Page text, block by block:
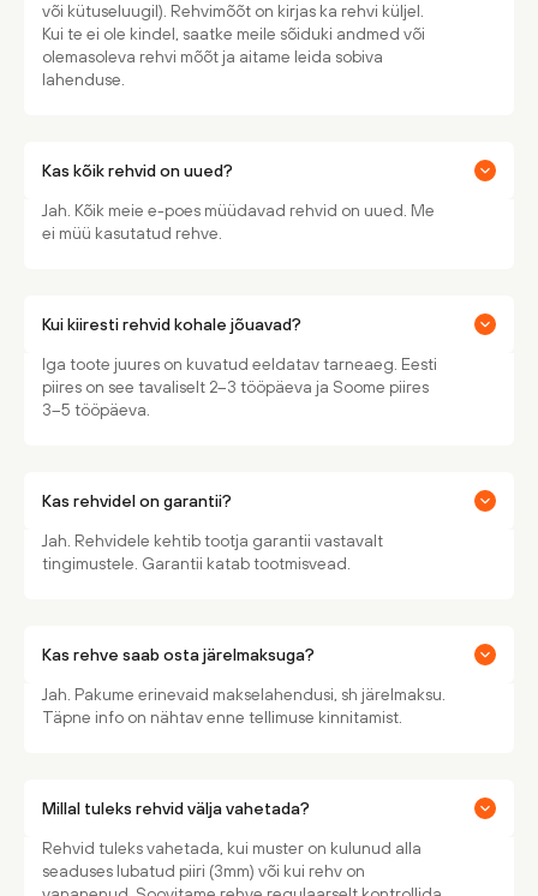
või kütuseluugil). Rehvimõõt on kirjas ka rehvi küljel.
Kui te ei ole kindel, saatke meile sõiduki andmed või
olemasoleva rehvi mõõt ja aitame leida sobiva
lahenduse.
Kas kõik rehvid on uued?
Jah. Kõik meie e-poes müüdavad rehvid on uued. Me
ei müü kasutatud rehve.
Kui kiiresti rehvid kohale jõuavad?
Iga toote juures on kuvatud eeldatav tarneaeg. Eesti
piires on see tavaliselt 2–3 tööpäeva ja Soome piires
3–5 tööpäeva.
Kas rehvidel on garantii?
Jah. Rehvidele kehtib tootja garantii vastavalt
tingimustele. Garantii katab tootmisvead.
Kas rehve saab osta järelmaksuga?
Jah. Pakume erinevaid makselahendusi, sh järelmaksu.
Täpne info on nähtav enne tellimuse kinnitamist.
Millal tuleks rehvid välja vahetada?
Rehvid tuleks vahetada, kui muster on kulunud alla
seaduses lubatud piiri (3mm) või kui rehv on